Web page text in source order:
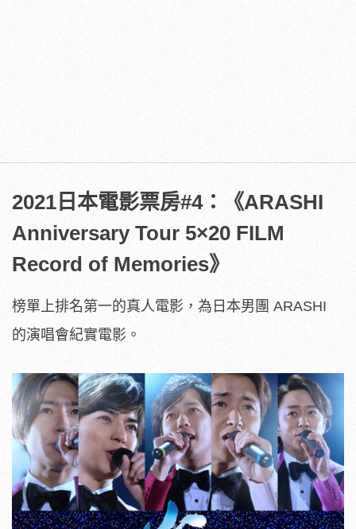
2021日本電影票房#4：《ARASHI
Anniversary Tour 5×20 FILM
Record of Memories》
榜單上排名第一的真人電影，為日本男團 ARASHI
的演唱會紀實電影。